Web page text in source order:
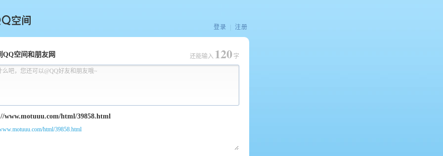
间
登录 注册
QQ空间和朋友网
么吧，您还可以@QQ好友和朋友哦~
还能输入 120 字
html/39858.html